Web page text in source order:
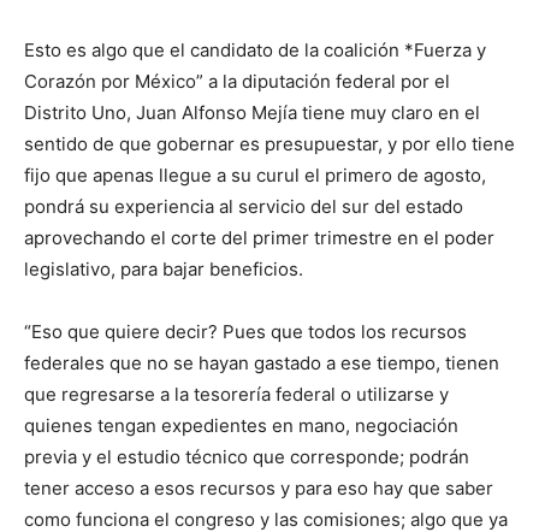
Esto es algo que el candidato de la coalición *Fuerza y
Corazón por México” a la diputación federal por el
Distrito Uno, Juan Alfonso Mejía tiene muy claro en el
sentido de que gobernar es presupuestar, y por ello tiene
fijo que apenas llegue a su curul el primero de agosto,
pondrá su experiencia al servicio del sur del estado
aprovechando el corte del primer trimestre en el poder
legislativo, para bajar beneficios.
“Eso que quiere decir? Pues que todos los recursos
federales que no se hayan gastado a ese tiempo, tienen
que regresarse a la tesorería federal o utilizarse y
quienes tengan expedientes en mano, negociación
previa y el estudio técnico que corresponde; podrán
tener acceso a esos recursos y para eso hay que saber
como funciona el congreso y las comisiones; algo que ya